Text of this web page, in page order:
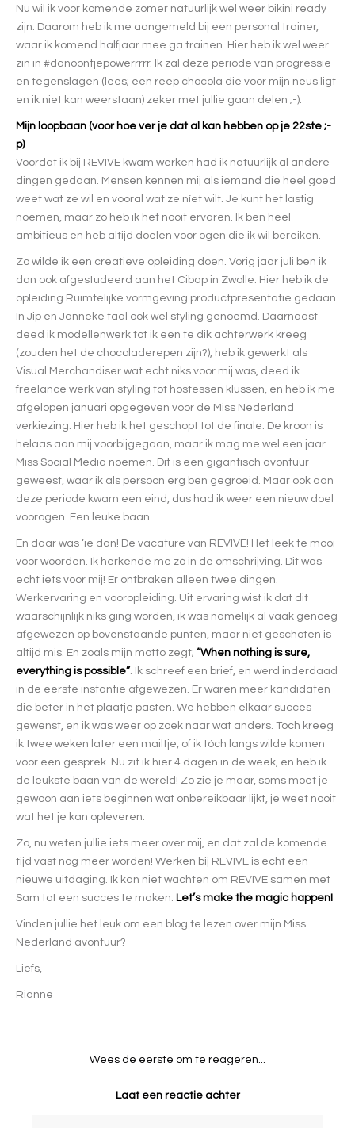
Nu wil ik voor komende zomer natuurlijk wel weer bikini ready
zijn. Daarom heb ik me aangemeld bij een personal trainer,
waar ik komend halfjaar mee ga trainen. Hier heb ik wel weer
zin in #danoontjepowerrrrr. Ik zal deze periode van progressie
en tegenslagen (lees; een reep chocola die voor mijn neus ligt
en ik niet kan weerstaan) zeker met jullie gaan delen ;-).
Mijn loopbaan (voor hoe ver je dat al kan hebben op je 22ste ;-
p)
Voordat ik bij REVIVE kwam werken had ik natuurlijk al andere
dingen gedaan. Mensen kennen mij als iemand die heel goed
weet wat ze wil en vooral wat ze níet wilt. Je kunt het lastig
noemen, maar zo heb ik het nooit ervaren. Ik ben heel
ambitieus en heb altijd doelen voor ogen die ik wil bereiken.
Zo wilde ik een creatieve opleiding doen. Vorig jaar juli ben ik
dan ook afgestudeerd aan het Cibap in Zwolle. Hier heb ik de
opleiding Ruimtelijke vormgeving productpresentatie gedaan.
In Jip en Janneke taal ook wel styling genoemd. Daarnaast
deed ik modellenwerk tot ik een te dik achterwerk kreeg
(zouden het de chocoladerepen zijn?), heb ik gewerkt als
Visual Merchandiser wat echt niks voor mij was, deed ik
freelance werk van styling tot hostessen klussen, en heb ik me
afgelopen januari opgegeven voor de Miss Nederland
verkiezing. Hier heb ik het geschopt tot de finale. De kroon is
helaas aan mij voorbijgegaan, maar ik mag me wel een jaar
Miss Social Media noemen. Dit is een gigantisch avontuur
geweest, waar ik als persoon erg ben gegroeid. Maar ook aan
deze periode kwam een eind, dus had ik weer een nieuw doel
voorogen. Een leuke baan.
En daar was ‘ie dan! De vacature van REVIVE! Het leek te mooi
voor woorden. Ik herkende me zó in de omschrijving. Dit was
echt iets voor mij! Er ontbraken alleen twee dingen.
Werkervaring en vooropleiding. Uit ervaring wist ik dat dit
waarschijnlijk niks ging worden, ik was namelijk al vaak genoeg
afgewezen op bovenstaande punten, maar niet geschoten is
altijd mis. En zoals mijn motto zegt; “When nothing is sure,
everything is possible”. Ik schreef een brief, en werd inderdaad
in de eerste instantie afgewezen. Er waren meer kandidaten
die beter in het plaatje pasten. We hebben elkaar succes
gewenst, en ik was weer op zoek naar wat anders. Toch kreeg
ik twee weken later een mailtje, of ik tóch langs wilde komen
voor een gesprek. Nu zit ik hier 4 dagen in de week, en heb ik
de leukste baan van de wereld! Zo zie je maar, soms moet je
gewoon aan iets beginnen wat onbereikbaar lijkt, je weet nooit
wat het je kan opleveren.
Zo, nu weten jullie iets meer over mij, en dat zal de komende
tijd vast nog meer worden! Werken bij REVIVE is echt een
nieuwe uitdaging. Ik kan niet wachten om REVIVE samen met
Sam tot een succes te maken. Let’s make the magic happen!
Vinden jullie het leuk om een blog te lezen over mijn Miss
Nederland avontuur?
Liefs,
Rianne
Wees de eerste om te reageren...
Laat een reactie achter